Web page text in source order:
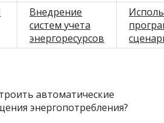
Внедрение
систем учета
энергоресурсов
автоматические
энергопотребления?